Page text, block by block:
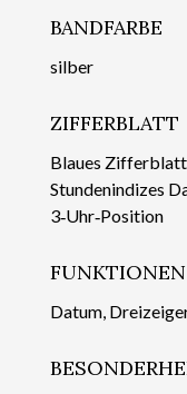
BANDFARBE
silber
ZIFFERBLATT
Blaues
Stundenindizes
3‑Uhr‑Position
FUNKTIONEN
Datum,